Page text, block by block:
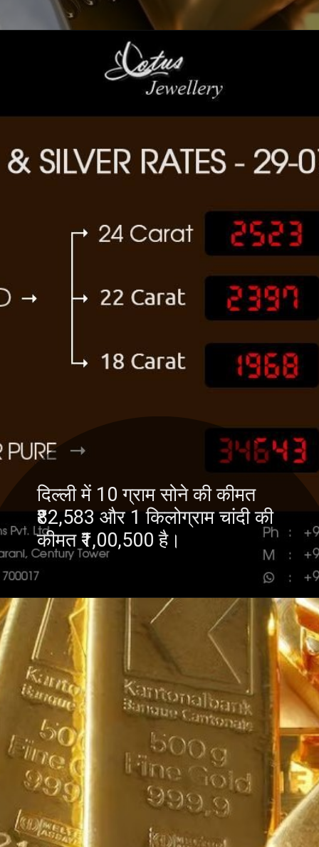
दिल्ली में 10 ग्राम सोने की कीमत
₹82,583 और 1 किलोग्राम चांदी की
कीमत ₹1,00,500 है।